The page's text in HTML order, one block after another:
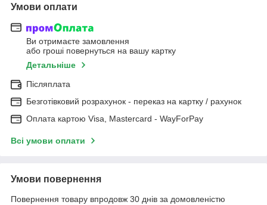
Умови оплати
Ви отримаєте замовлення
або гроші повернуться на вашу картку
Детальніше
Післяплата
Безготівковий розрахунок - переказ на картку / рахунок
Оплата картою Visa, Mastercard - WayForPay
Всі умови оплати
Умови повернення
Повернення товару впродовж 30 днів за домовленістю